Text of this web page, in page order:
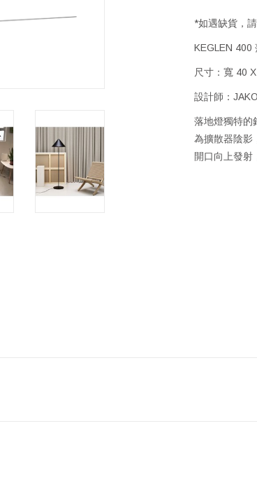
*如遇缺貨，
KEGLEN 400
尺寸：寬 40
設計師：
落地燈獨特的
為擴散器陰影
開口向上發射